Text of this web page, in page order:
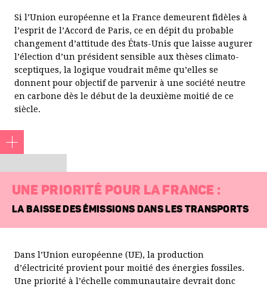
Si l’Union européenne et la France demeurent fidèles à
l’esprit de l’Accord de Paris, ce en dépit du probable
changement d’attitude des États-Unis que laisse augurer
l’élection d’un président sensible aux thèses climato-
sceptiques, la logique voudrait même qu’elles se
donnent pour objectif de parvenir à une société neutre
en carbone dès le début de la deuxième moitié de ce
siècle.
1. Le coût annuel des aléas naturels est estimé pour la
France à 48 milliards d’euros sur la période 1988-2013. Il
pourrait s’élever à 92 milliards en 2040. Voir Association
2. “The 1.5ºC target has almost certainly already been
missed because of the lack of action to stop the increase in
UNE PRIORITÉ POUR LA FRANCE :
LA BAISSE DES ÉMISSIONS DANS LES TRANSPORTS
Dans l’Union européenne (UE), la production
d’électricité provient pour moitié des énergies fossiles.
Une priorité à l’échelle communautaire devrait donc